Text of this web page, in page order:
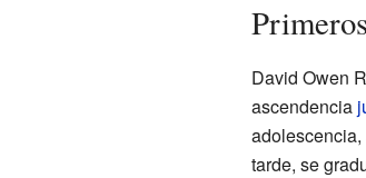
David Owen
ascendencia
tarde, se